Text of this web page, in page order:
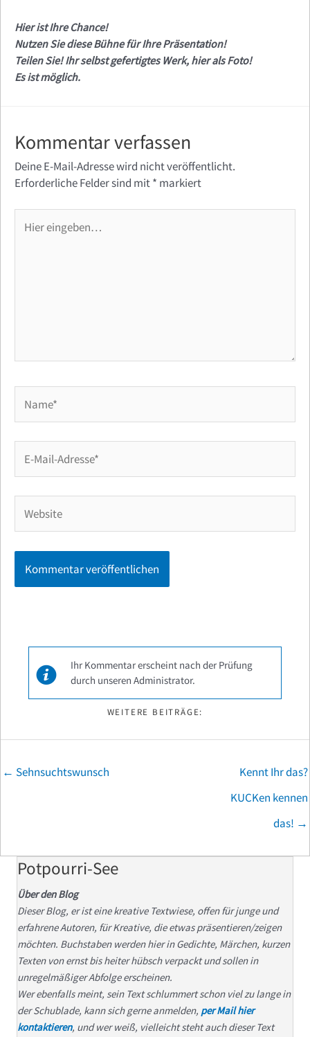
Hier ist Ihre Chance!
Nutzen Sie diese Bühne für Ihre Präsentation!
Teilen Sie! Ihr selbst gefertigtes Werk, hier als Foto!
Es ist möglich.
Kommentar verfassen
Deine E-Mail-Adresse wird nicht veröffentlicht.
Erforderliche Felder sind mit* markiert
eingeben…
Mail-
Adresse*
Ihr Kommentar erscheint nach der Prüfung
durch unseren Administrator.
WEITERE BEITRÄGE:
Posts
← Sehnsuchtswunsch
Kennt Ihr das?
KUCKen kennen
das! →
Potpourri-See
Über den Blog
Dieser Blog, er ist eine kreative Textwiese, offen für junge und
erfahrene Autoren, für Kreative, die etwas präsentieren/zeigen
möchten. Buchstaben werden hier in Gedichte, Märchen, kurzen
Texten von ernst bis heiter hübsch verpackt und sollen in
unregelmäßiger Abfolge erscheinen.
Wer ebenfalls meint, sein Text schlummert schon viel zu lange in
der Schublade, kann sich gerne anmelden, per Mail hier
kontaktieren, und wer weiß, vielleicht steht auch dieser Text